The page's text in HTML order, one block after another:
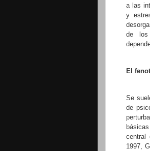
a las
y
de los
El
Se
de
central
1997,